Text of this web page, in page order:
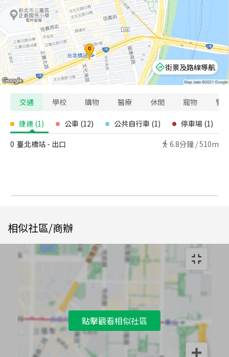
街景及路線導航
交通 學校 購物 醫療 休閒 寵物 警
捷運 (1) 公車 (12) 公共自行車 (1) 停車場 (1)
0 臺北橋站 - 出口 6.8分鐘 /510m
相似社區/商辦
點擊觀看相似社區